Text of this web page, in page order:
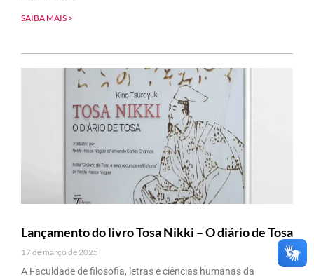
SAIBA MAIS >
Lançamento do livro Tosa Nikki – O diário de Tosa
17 de março de 2025
A Faculdade de filosofia, letras e ciências humanas da